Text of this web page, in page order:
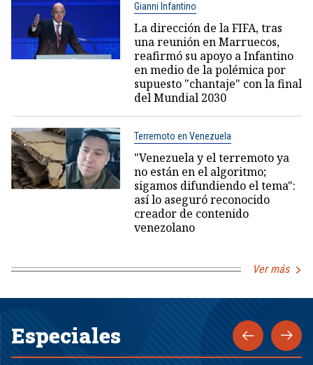
Gianni Infantino
La dirección de la FIFA, tras
una reunión en Marruecos,
reafirmó su apoyo a Infantino
en medio de la polémica por
supuesto "chantaje" con la final
del Mundial 2030
Terremoto en Venezuela
"Venezuela y el terremoto ya
no están en el algoritmo;
sigamos difundiendo el tema":
así lo aseguró reconocido
creador de contenido
venezolano
Ver más
Especiales